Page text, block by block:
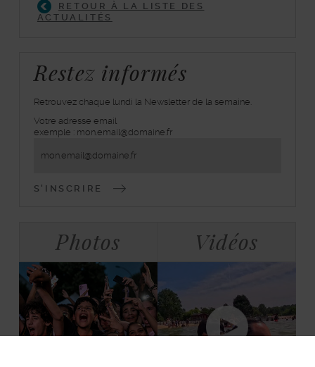
RETOUR À LA LISTE DES
ACTUALITÉS
Restez informés
Retrouvez chaque lundi la Newsletter de la semaine.
inscrivez-
vous
lettre
Votre adresse email
exemple : mon.email@domaine.fr
Photos Vidéos